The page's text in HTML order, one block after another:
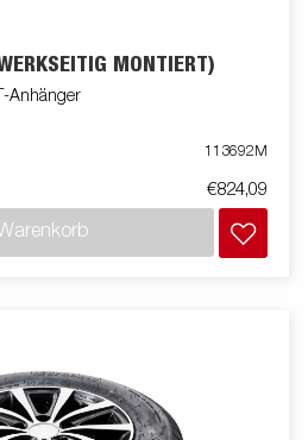
MONTIERT)
Anhänger
113692M
€824,09